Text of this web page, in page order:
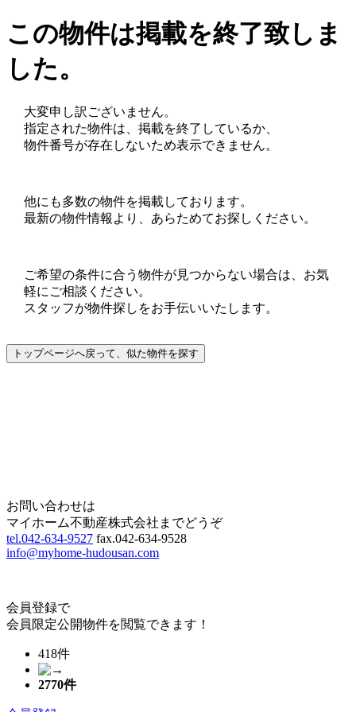
この物件は掲載を終了致しま
した。
大変申し訳ございません。
指定された物件は、掲載を終了しているか、
物件番号が存在しないため表示できません。
他にも多数の物件を掲載しております。
最新の物件情報より、あらためてお探しください。
ご希望の条件に合う物件が見つからない場合は、お気
軽にご相談ください。
スタッフが物件探しをお手伝いいたします。
お問い合わせは
マイホーム不動産株式会社までどうぞ
tel.042-634-9527 fax.042-634-9528
info@myhome-hudousan.com
会員登録で
会員限定公開物件を閲覧できます！
418件
2770件